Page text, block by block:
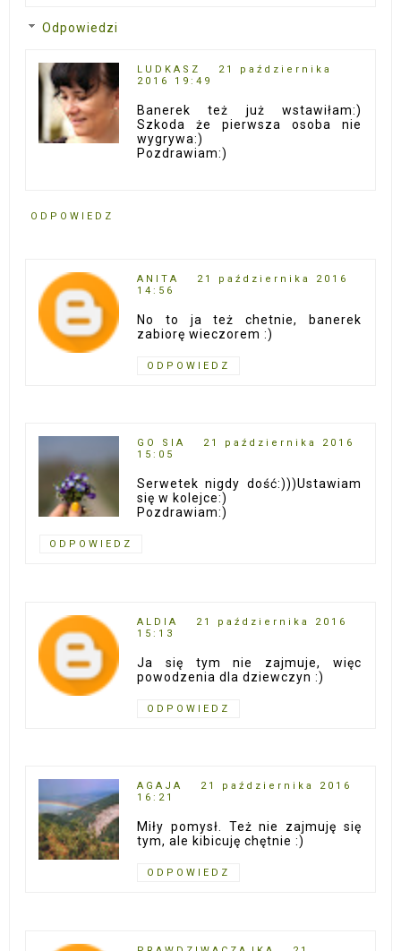
Odpowiedzi
LUDKASZ
21 października
2016 19:49
Banerek też już wstawiłam:)
Szkoda że pierwsza osoba nie
wygrywa:)
Pozdrawiam:)
ODPOWIEDZ
ANITA
21 października 2016
14:56
No to ja też chetnie, banerek
zabiorę wieczorem :)
ODPOWIEDZ
GO SIA
21 października 2016
15:05
Serwetek nigdy dość:)))Ustawiam
się w kolejce:)
Pozdrawiam:)
ODPOWIEDZ
ALDIA
21 października 2016
15:13
Ja się tym nie zajmuje, więc
powodzenia dla dziewczyn :)
ODPOWIEDZ
AGAJA
21 października 2016
16:21
Miły pomysł. Też nie zajmuję się
tym, ale kibicuję chętnie :)
ODPOWIEDZ